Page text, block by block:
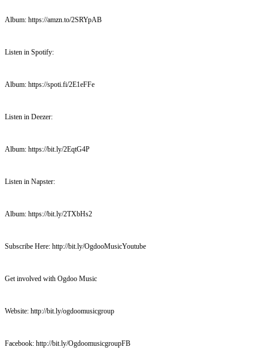
Album: https://amzn.to/2SRYpAB
Listen in Spotify:
Album: https://spoti.fi/2E1eFFe
Listen in Deezer:
Album: https://bit.ly/2EqtG4P
Listen in Napster:
Album: https://bit.ly/2TXbHs2
Subscribe Here: http://bit.ly/OgdooMusicYoutube
Get involved with Ogdoo Music
Website: http://bit.ly/ogdoomusicgroup
Facebook: http://bit.ly/OgdoomusicgroupFB